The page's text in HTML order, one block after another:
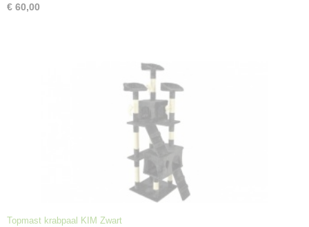
€ 60,00
Topmast krabpaal KIM Zwart